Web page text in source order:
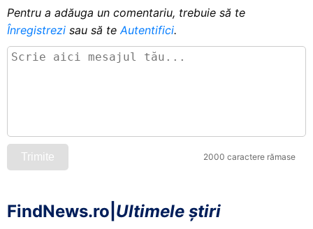
CZK
Coroană cehă
0,2080 lei
DKK
Coroană daneză
0,6820 lei ▼ 0,0002
100 HUF
Forint maghiar
1,3348 lei ▲ 0,0119
Rupie indoneziană
Pentru a adăuga un comentariu, trebuie să te
Înregistrezi sau să te Autentifici.
2000 caractere rămase
Trimite
FindNews.ro Ultimele știri